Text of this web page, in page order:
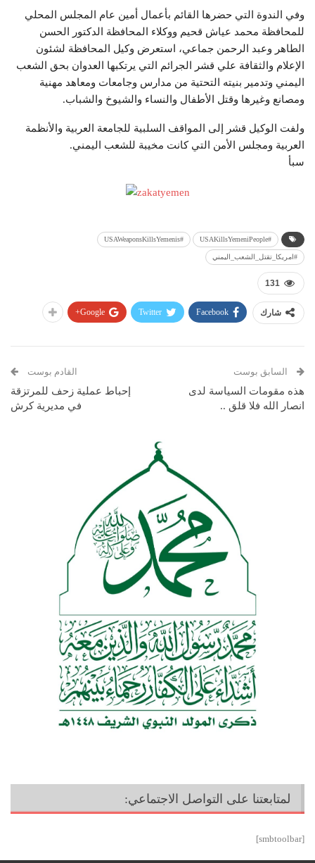
وفي الندوة التي حضرها القائم بأعمال أمين عام المجلس المحلي
للمحافظة محمد عياش قحيم ووكلاء المحافظة الدكتور الحسن
الطاهر وعبد الرحمن جماعي، استعرض وكيل المحافظة لشئون
الإعلام والثقافة علي قشر الجرائم التي يرتكبها العدوان بحق الشعب
اليمني وتدمير بنيته التحتية من مدارس وجامعات ومعاهد مهنية
ومصانع وغيرها وقتل الأطفال والنساء والشيوخ والشباب.
ولفت الوكيل قشر إلى المواقف السلبية للجامعة العربية والأنظمة
العربية ومجلس الأمن التي كانت مخيبة للشعب اليمني.
سبأ
#USAKillsYemeniPeople
#USAWeaponsKillsYemenis
#امريكا_تقتل_الشعب_اليمني
131
شارك Facebook
Twitter
Google+
السابق بوست
هذه مقومات السياسة لدى
انصار الله فلا قلق ..
القادم بوست
إحباط عملية زحف للمرتزقة
في مديرية كرش
لمتابعتنا على التواصل الاجتماعي:
[smbtoolbar]